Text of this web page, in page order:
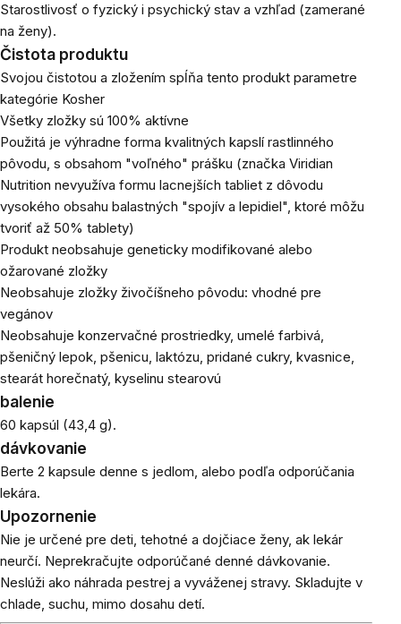
Starostlivosť o fyzický i psychický stav a vzhľad (zamerané
na ženy).
Čistota produktu
Svojou čistotou a zložením spĺňa tento produkt parametre
kategórie Kosher
Všetky zložky sú 100% aktívne
Použitá je výhradne forma kvalitných kapslí rastlinného
pôvodu, s obsahom "voľného" prášku (značka Viridian
Nutrition nevyužíva formu lacnejších tabliet z dôvodu
vysokého obsahu balastných "spojív a lepidiel", ktoré môžu
tvoriť až 50% tablety)
Produkt neobsahuje geneticky modifikované alebo
ožarované zložky
Neobsahuje zložky živočíšneho pôvodu: vhodné pre
vegánov
Neobsahuje konzervačné prostriedky, umelé farbivá,
pšeničný lepok, pšenicu, laktózu, pridané cukry, kvasnice,
stearát horečnatý, kyselinu stearovú
balenie
60 kapsúl (43,4 g).
dávkovanie
Berte 2 kapsule denne s jedlom, alebo podľa odporúčania
lekára.
Upozornenie
Nie je určené pre deti, tehotné a dojčiace ženy, ak lekár
neurčí. Neprekračujte odporúčané denné dávkovanie.
Neslúži ako náhrada pestrej a vyváženej stravy. Skladujte v
chlade, suchu, mimo dosahu detí.